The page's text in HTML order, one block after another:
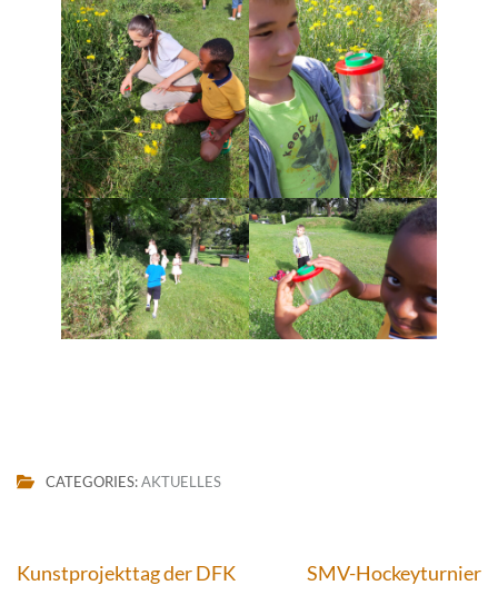
CATEGORIES:AKTUELLES
Beitragsnavigation
Kunstprojekttag der DFK SMV-Hockeyturnier